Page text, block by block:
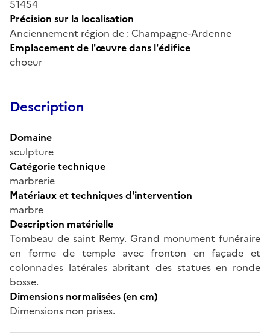
51454
Précision sur la localisation
Anciennement région de : Champagne-Ardenne
Emplacement de l'œuvre dans l'édifice
choeur
Description
Domaine
sculpture
Catégorie technique
marbrerie
Matériaux et techniques d'intervention
marbre
Description matérielle
Tombeau de saint Remy. Grand monument funéraire
en forme de temple avec fronton en façade et
colonnades latérales abritant des statues en ronde
bosse.
Dimensions normalisées (en cm)
Dimensions non prises.